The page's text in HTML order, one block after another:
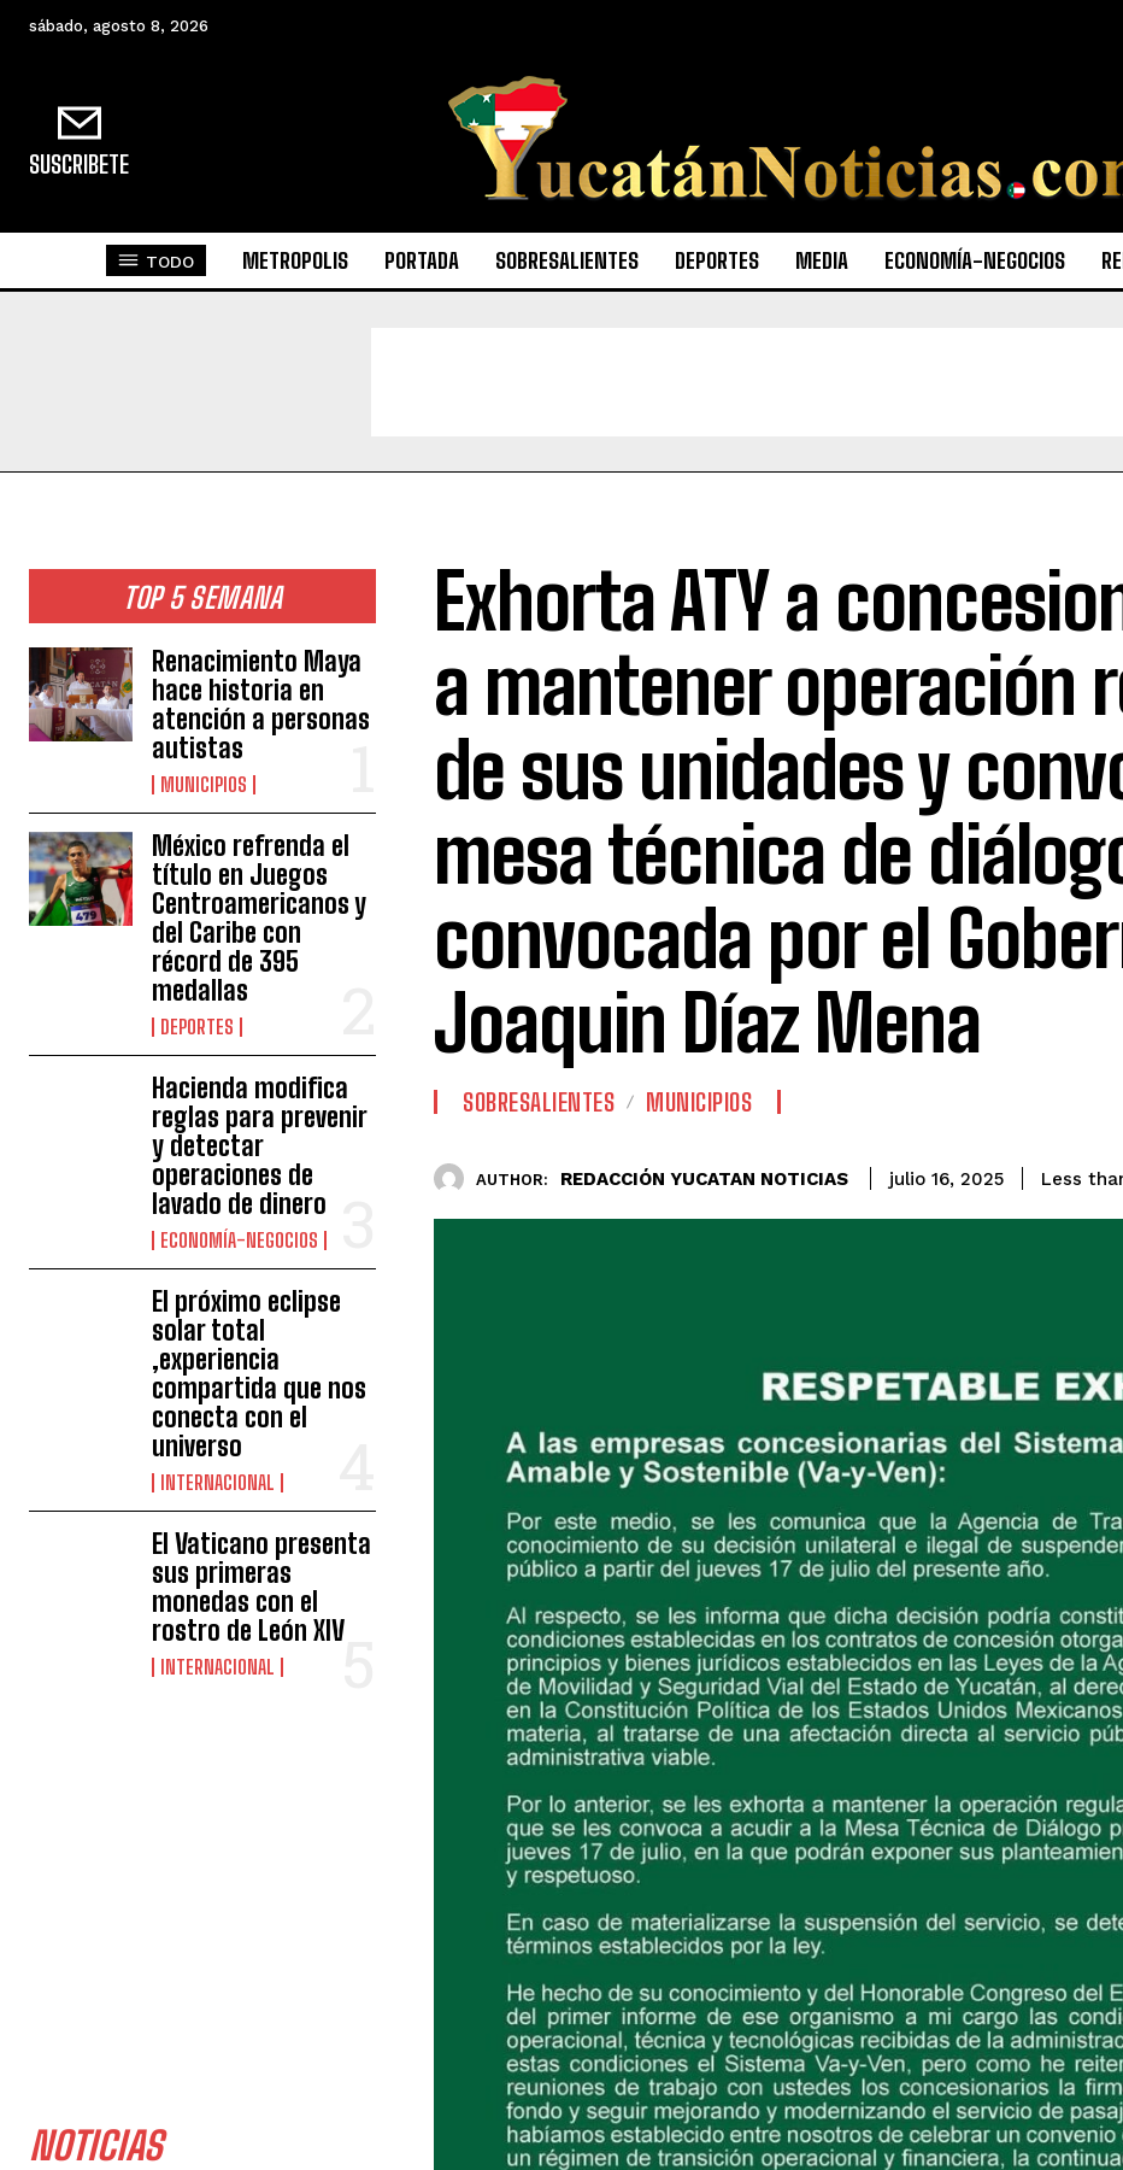
sábado, agosto 8, 2026
SUSCRIBETE
TODO METROPOLIS PORTADA SOBRESALIENTES DEPORTES MEDIA ECONOMÍA-NEGOCIOS
TOP 5 SEMANA
Renacimiento Maya
hace historia en
atención a personas
autistas
MUNICIPIOS
México refrenda el
título en Juegos
Centroamericanos y
del Caribe con
récord de 395
medallas
DEPORTES
Hacienda modifica
reglas para prevenir
y detectar
operaciones de
lavado de dinero
ECONOMÍA-NEGOCIOS
El próximo eclipse
solar total
,experiencia
compartida que nos
conecta con el
universo
INTERNACIONAL
El Vaticano presenta
sus primeras
monedas con el
rostro de León XIV
INTERNACIONAL
NOTICIAS
Exhorta ATY a
a mantener operación
de sus unidades y
mesa técnica de
convocada por el
Joaquin Díaz Mena
SOBRESALIENTES MUNICIPIOS
AUTHOR: REDACCIÓN YUCATAN NOTICIAS julio 16, 2025 Less